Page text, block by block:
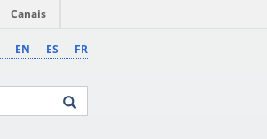
Canais
EN ES FR